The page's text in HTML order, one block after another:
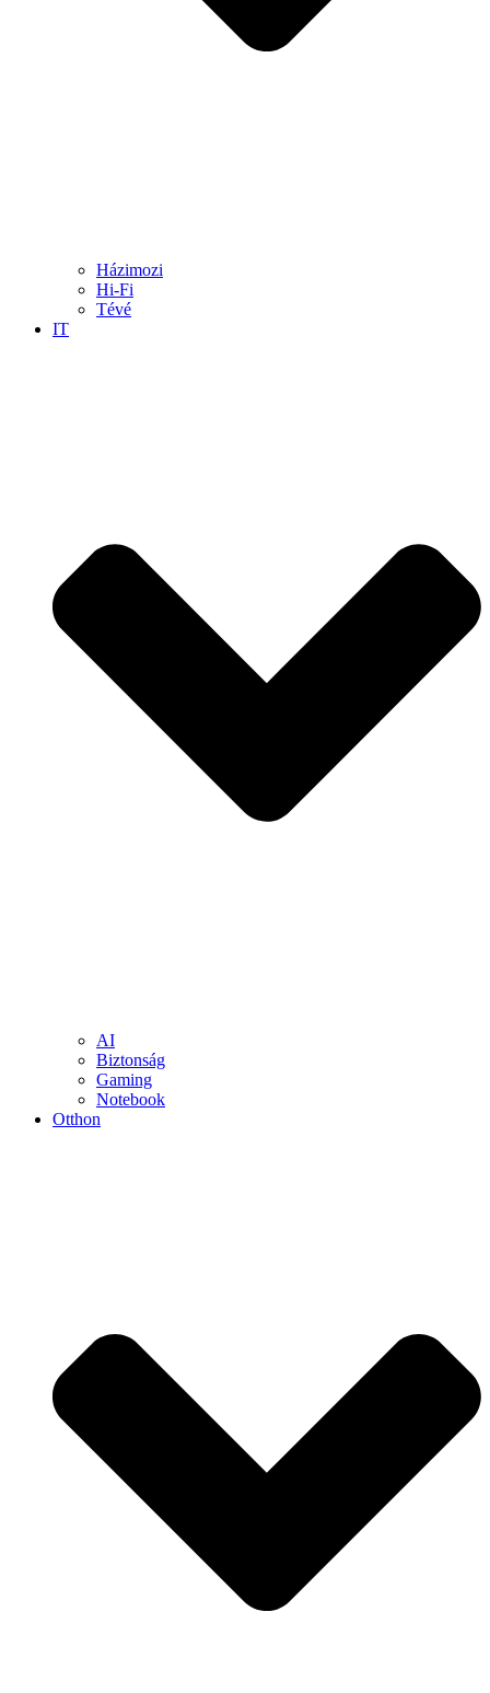
Házimozi
Hi-Fi
Tévé
IT
AI
Biztonság
Gaming
Notebook
Otthon